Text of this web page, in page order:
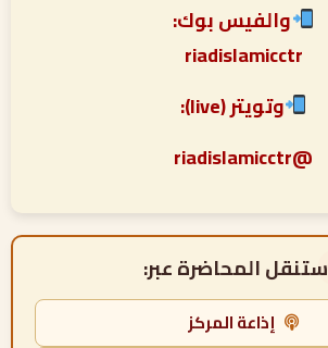
والفيس بوك:
riadislamicctr
وتويتر (live):
@riadislamicctr
ستنقل المحاضرة عبر:
إذاعة المركز